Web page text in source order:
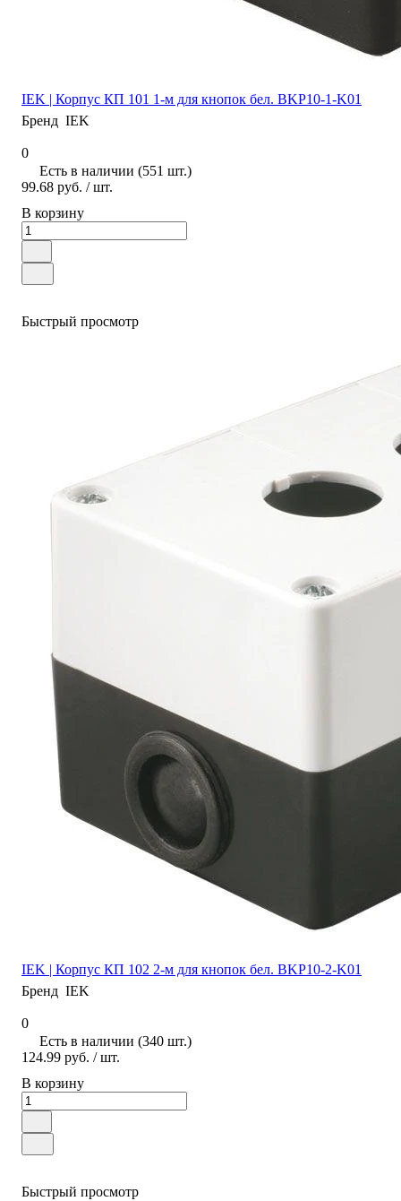
IEK | Корпус КП 101 1-м для кнопок бел. BKP10-1-K01
Бренд IEK
0
Есть в наличии (551 шт.)
99.68 руб. / шт.
В корзину
Быстрый просмотр
IEK | Корпус КП 102 2-м для кнопок бел. BKP10-2-K01
Бренд IEK
0
Есть в наличии (340 шт.)
124.99 руб. / шт.
В корзину
Быстрый просмотр